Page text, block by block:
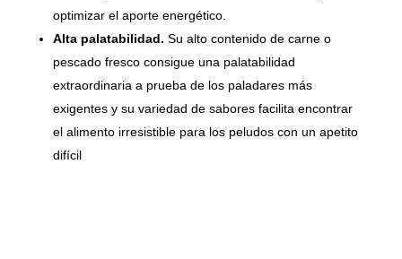
optimizar el aporte energético.
Alta palatabilidad. Su alto contenido de carne o
pescado fresco consigue una palatabilidad
extraordinaria a prueba de los paladares más
exigentes y su variedad de sabores facilita encontrar
el alimento irresistible para los peludos con un apetito
difícil